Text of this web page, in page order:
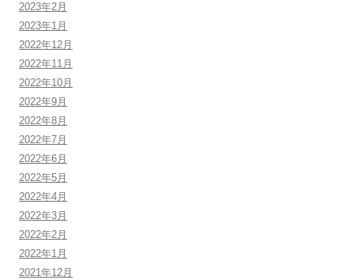
2023年2月
2023年1月
2022年12月
2022年11月
2022年10月
2022年9月
2022年8月
2022年7月
2022年6月
2022年5月
2022年4月
2022年3月
2022年2月
2022年1月
2021年12月